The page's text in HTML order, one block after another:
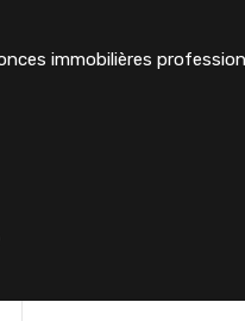
immobilières